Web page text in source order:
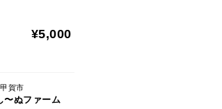
¥5,000
賀市
〜ぬファーム